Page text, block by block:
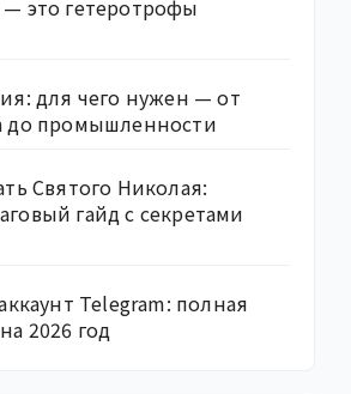
это гетеротрофы
для чего нужен — от
до промышленности
Святого Николая:
гайд с секретами
Telegram: полная
2026 год